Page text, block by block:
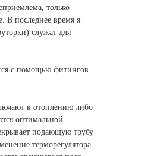
только
В последнее время я
служат для
с помощью фитингов.
к отоплению либо
оптимальной
подающую трубу
терморегулятора